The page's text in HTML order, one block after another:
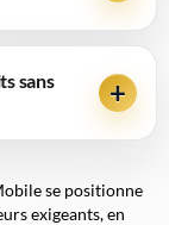
sans
se positionne
exigeants, en